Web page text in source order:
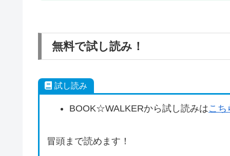
無料で試し読み！
試し読み
BOOK☆WALKERから試し読みはこち
冒頭まで読めます！